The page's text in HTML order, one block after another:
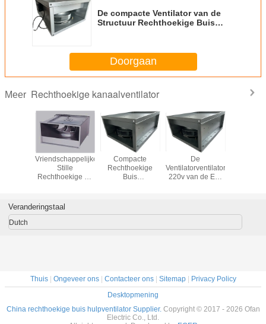
De compacte Ventilator van de
Structuur Rechthoekige Buis
Doorgaan
Meer Rechthoekige kanaalventilator
de
Vriendschappelijke
Stille
Rechthoekige de
het Ziekenhuis,
Hotel,
Compacte
Rechthoekige
Buis
335m3/H
De
Ventilatorventilator
220v van de Eco
Luchtdruk
Veranderingstaal
Dutch
Thuis| Ongeveer ons| Contacteer ons| Sitemap| Privacy Policy
Desktopmening
China rechthoekige buis hulpventilator Supplier. Copyright © 2017 - 2026 Ofan
Electric Co., Ltd.